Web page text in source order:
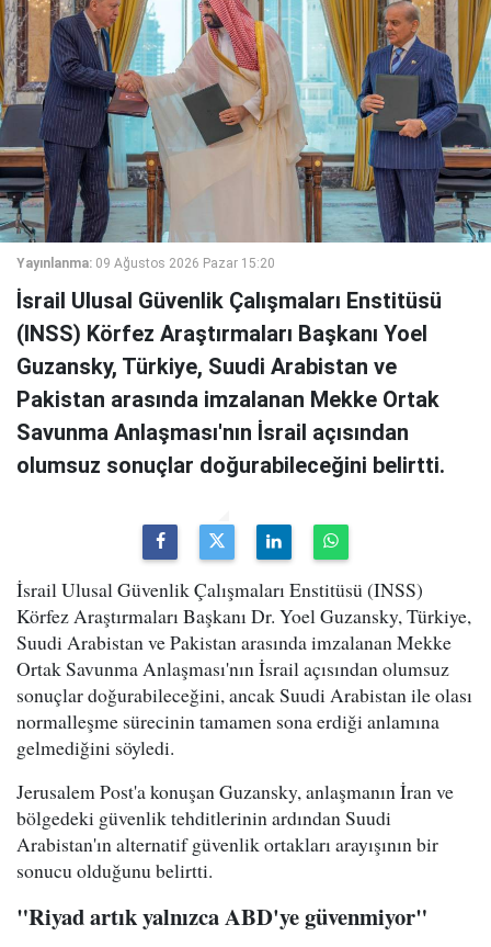
Yayınlanma: 09 Ağustos 2026 Pazar 15:20
İsrail Ulusal Güvenlik Çalışmaları Enstitüsü
(INSS) Körfez Araştırmaları Başkanı Yoel
Guzansky, Türkiye, Suudi Arabistan ve
Pakistan arasında imzalanan Mekke Ortak
Savunma Anlaşması'nın İsrail açısından
olumsuz sonuçlar doğurabileceğini belirtti.
İsrail Ulusal Güvenlik Çalışmaları Enstitüsü (INSS)
Körfez Araştırmaları Başkanı Dr. Yoel Guzansky, Türkiye,
Suudi Arabistan ve Pakistan arasında imzalanan Mekke
Ortak Savunma Anlaşması'nın İsrail açısından olumsuz
sonuçlar doğurabileceğini, ancak Suudi Arabistan ile olası
normalleşme sürecinin tamamen sona erdiği anlamına
gelmediğini söyledi.
Jerusalem Post'a konuşan Guzansky, anlaşmanın İran ve
bölgedeki güvenlik tehditlerinin ardından Suudi
Arabistan'ın alternatif güvenlik ortakları arayışının bir
sonucu olduğunu belirtti.
"Riyad artık yalnızca ABD'ye güvenmiyor"